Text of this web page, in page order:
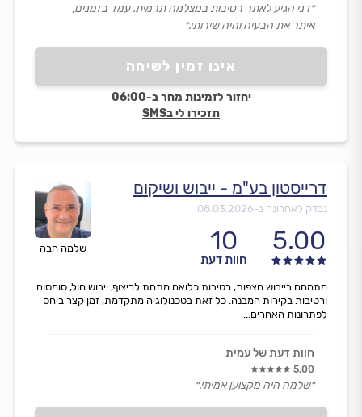
אינו זמין לשיחה
יחזור לזמינות מחר ב-06:00
תזכירו לי בSMS
״דני הגיע לאתר רטיבות במצלמה תרמית. עמד בזמנים,
איתר את הבעיה והיה שירותי.״
שלמה חבה
דרייסטון בע"מ - ייבוש ושיקום
נבדק לאחרונה ב-08.03.2026
5.00
10
חוות דעת
מתמחה בייבוש הצפות, רטיבות כלואה מתחת לריצוף, ייבוש חול, סומסום
ורטיבות בקירות המבנה. כל זאת בטכנולוגיה מתקדמת, זמן קצר ביחס
לפתרונות האחרים...
חוות דעת של עמית
5.00
״שלמה היה מקצוען אמיתי.״